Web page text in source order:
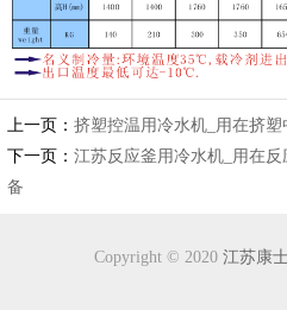
上一页：挤塑控温用冷水机_用在挤
下一页：江苏反应釜用冷水机_用在
备
Copyright © 2020 江苏康